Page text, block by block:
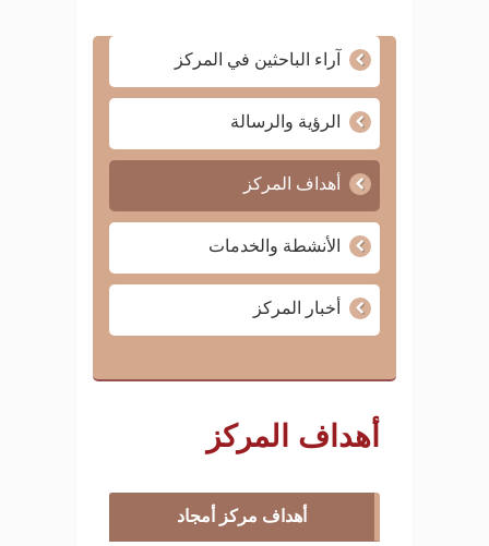
آراء الباحثين في المركز
الرؤية والرسالة
أهداف المركز
الأنشطة والخدمات
أخبار المركز
أهداف المركز
أهداف مركز أمجاد